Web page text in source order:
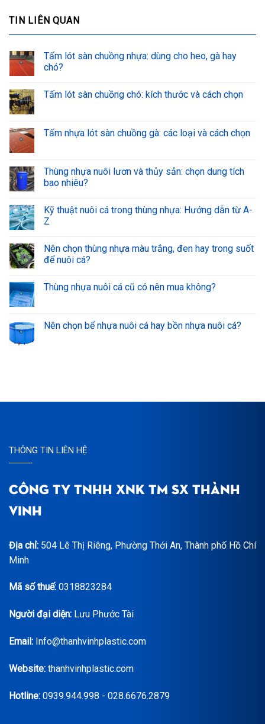
TIN LIÊN QUAN
Tấm lót sàn chuồng nhựa: dùng cho heo, gà hay
chó?
Tấm lót sàn chuồng chó: kích thước và cách chọn
Tấm nhựa lót sàn chuồng gà: các loại và cách chọn
Thùng nhựa nuôi lươn và thủy sản: chọn dung tích
bao nhiêu?
Kỹ thuật nuôi cá trong thùng nhựa: Hướng dẫn từ A-
Z
Nên chọn thùng nhựa màu trắng, đen hay trong suốt
để nuôi cá?
Thùng nhựa nuôi cá cũ có nên mua không?
Nên chọn bể nhựa nuôi cá hay bồn nhựa nuôi cá?
THÔNG TIN LIÊN HỆ
CÔNG TY TNHH XNK TM SX THÀNH
VINH
Địa chỉ: 504 Lê Thị Riêng, Phường Thới An, Thành phố Hồ Chí
Minh
Mã số thuế: 0318823284
Người đại diện: Lưu Phước Tài
Email: Info@thanhvinhplastic.com
Website: thanhvinhplastic.com
Hotline: 0939.944.998 - 028.6676.2879